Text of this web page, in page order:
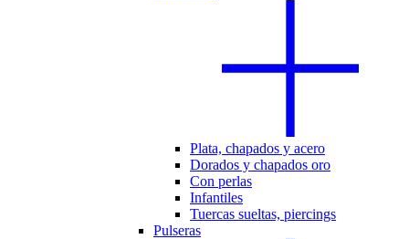
Plata, chapados y acero
Dorados y chapados oro
Con perlas
Infantiles
Tuercas sueltas, piercings
Pulseras